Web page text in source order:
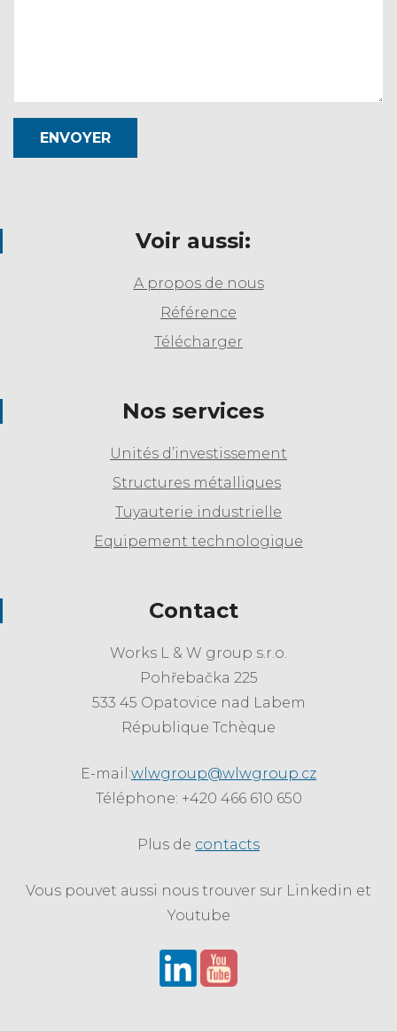
ENVOYER
Voir aussi:
A propos de nous
Référence
Télécharger
Nos services
Unités d’investissement
Structures métalliques
Tuyauterie industrielle
Equipement technologique
Contact
Works L & W group s.r.o.
Pohřebačka 225
533 45 Opatovice nad Labem
République Tchèque
E-mail:wlwgroup@wlwgroup.cz
Téléphone: +420 466 610 650
Plus de contacts
Vous pouvet aussi nous trouver sur Linkedin et
Youtube